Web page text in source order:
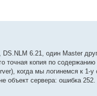
6.21, один Master
точная копия по
когда мы логинемся к 1-
сервера: ошибка